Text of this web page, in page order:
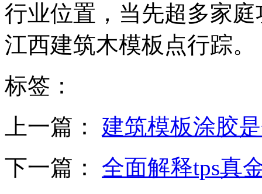
行业位置，当先超多家
江西建筑木模板点行踪。
标签：
上一篇： 建筑模板涂胶
下一篇： 全面解释tps真